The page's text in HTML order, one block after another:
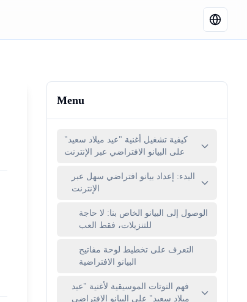
Menu
كيفية تشغيل أغنية "عيد ميلاد سعيد"
على البيانو الافتراضي عبر الإنترنت
البدء: إعداد بيانو افتراضي سهل عبر
الإنترنت
الوصول إلى البيانو الخاص بنا: لا حاجة
للتنزيلات، فقط العب
التعرف على تخطيط لوحة مفاتيح
البيانو الافتراضية
فهم النوتات الموسيقية لأغنية "عيد
ميلاد سعيد" على البيانو الافتراضي